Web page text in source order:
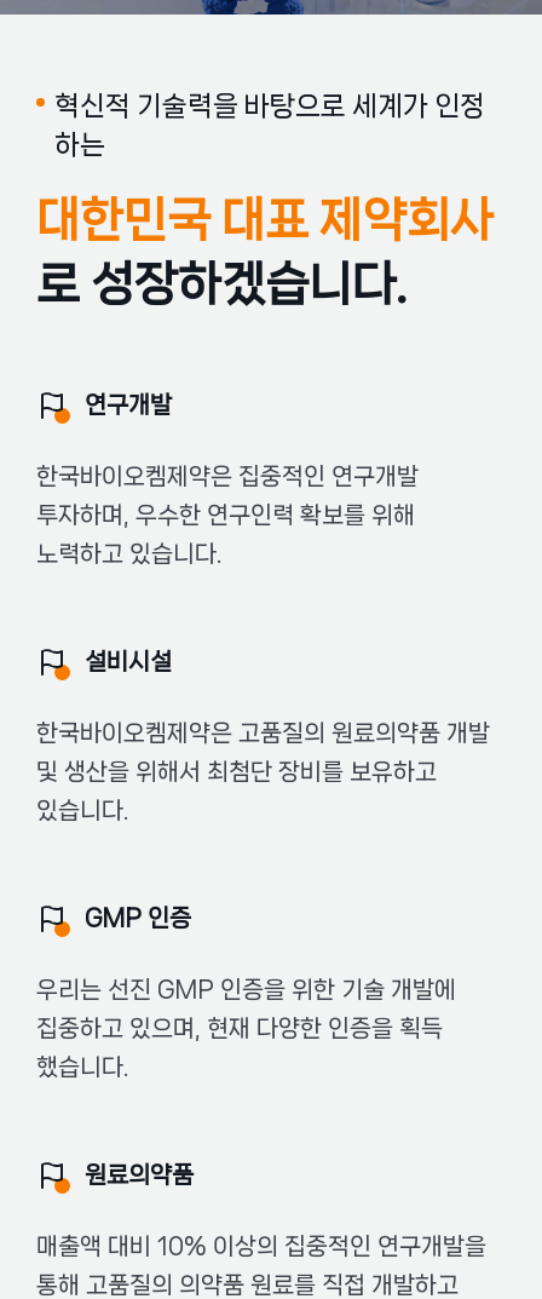
수출용허가
공지사항
홍보동영상
회사공고
혁신적 기술력을 바탕으로 세계가 인정
하는
대한민국 대표 제약회사
로 성장하겠습니다.
연구개발
한국바이오켐제약은 집중적인 연구개발
투자하며, 우수한 연구인력 확보를 위해
노력하고 있습니다.
설비시설
한국바이오켐제약은 고품질의 원료의약품 개발
및 생산을 위해서 최첨단 장비를 보유하고
있습니다.
GMP 인증
우리는 선진 GMP 인증을 위한 기술 개발에
집중하고 있으며, 현재 다양한 인증을 획득
했습니다.
원료의약품
매출액 대비 10% 이상의 집중적인 연구개발을
통해 고품질의 의약품 원료를 직접 개발하고